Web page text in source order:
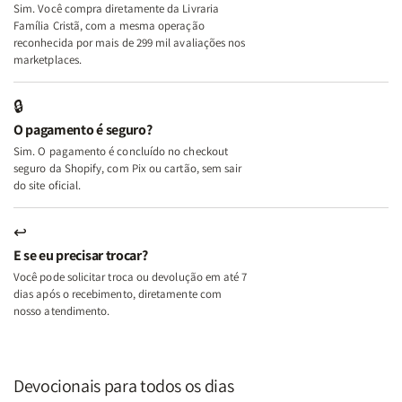
+
A
Mulher
Lar
+
A
Lar
Sim. Você compra diretamente da Livraria
Família Cristã, com a mesma operação
reconhecida por mais de 299 mil avaliações nos
marketplaces.
🔒
O pagamento é seguro?
Sim. O pagamento é concluído no checkout
seguro da Shopify, com Pix ou cartão, sem sair
do site oficial.
↩
E se eu precisar trocar?
Você pode solicitar troca ou devolução em até 7
dias após o recebimento, diretamente com
nosso atendimento.
Devocionais para todos os dias